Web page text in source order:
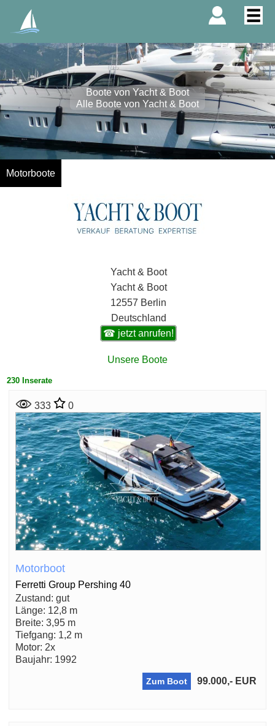
Boote von Yacht & Boot
Alle Boote von Yacht & Boot
Motorboote
Yacht & Boot
Yacht & Boot
12557 Berlin
Deutschland
☎ jetzt anrufen!
Unsere Boote
230 Inserate
333 0
Motorboot
Ferretti Group Pershing 40
Zustand: gut
Länge: 12,8 m
Breite: 3,95 m
Tiefgang: 1,2 m
Motor: 2x
Baujahr: 1992
Zum Boot 99.000,- EUR